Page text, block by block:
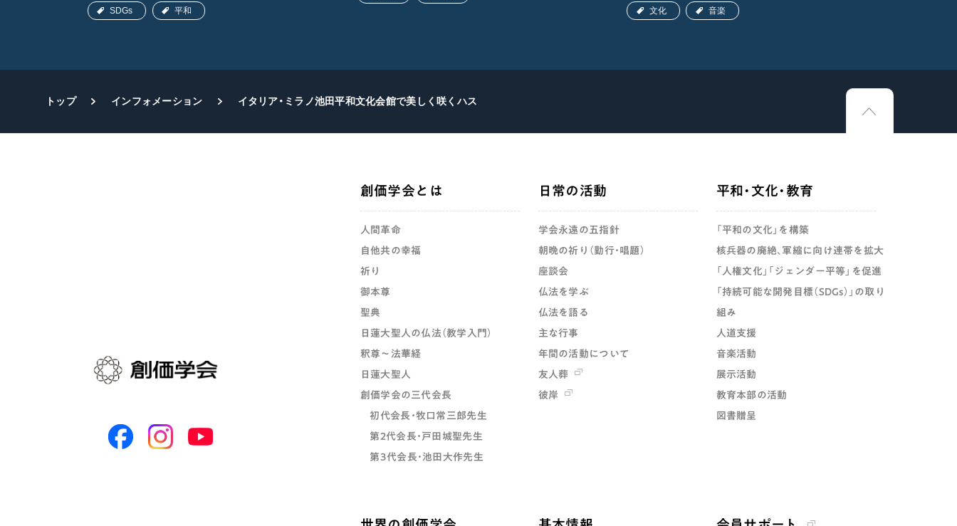
SDGs 平和 文化 音楽
トップ インフォメーション イタリア・ミラノ池田平和文化会館で美しく咲くハス
創価学会とは
人間革命
自他共の幸福
祈り
御本尊
聖典
日蓮大聖人の仏法（教学入門）
釈尊～法華経
日蓮大聖人
創価学会の三代会長
初代会長・牧口常三郎先生
第2代会長・戸田城聖先生
第3代会長・池田大作先生
日常の活動
学会永遠の五指針
朝晩の祈り（勤行・唱題）
座談会
仏法を学ぶ
仏法を語る
主な行事
年間の活動について
友人葬
彼岸
平和・文化・教育
「平和の文化」を構築
核兵器の廃絶、軍縮に向け連帯を拡大
「人権文化」「ジェンダー平等」を促進
「持続可能な開発目標（SDGs）」の取り
組み
人道支援
音楽活動
展示活動
教育本部の活動
図書贈呈